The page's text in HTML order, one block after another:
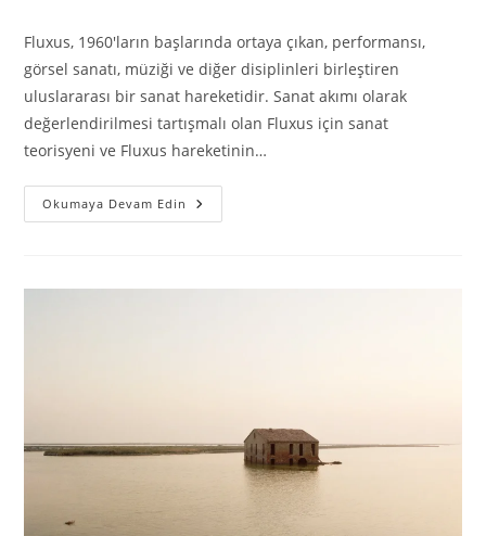
Fluxus, 1960'ların başlarında ortaya çıkan, performansı,
görsel sanatı, müziği ve diğer disiplinleri birleştiren
uluslararası bir sanat hareketidir. Sanat akımı olarak
değerlendirilmesi tartışmalı olan Fluxus için sanat
teorisyeni ve Fluxus hareketinin…
Okumaya Devam Edin